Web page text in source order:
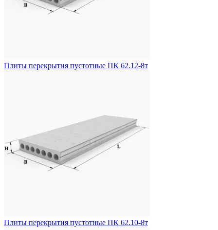
Плиты перекрытия пустотные ПК 62.12-8т
Плиты перекрытия пустотные ПК 62.10-8т